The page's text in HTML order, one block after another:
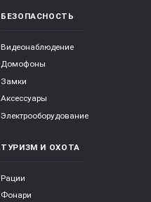
БЕЗОПАСНОСТЬ
Видеонаблюдение
Домофоны
Замки
Аксессуары
Электрооборудование
ТУРИЗМ И ОХОТА
Рации
Фонари